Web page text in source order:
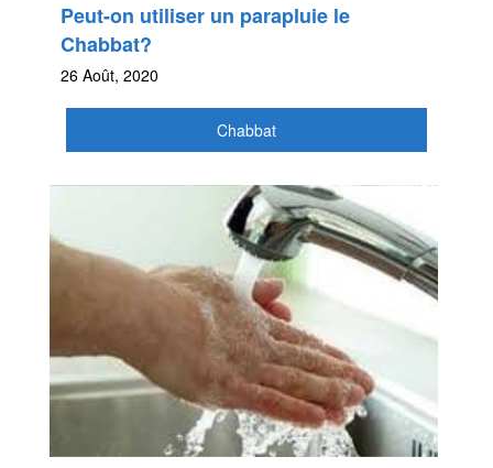
Peut-on utiliser un parapluie le
Chabbat?
26 Août, 2020
Chabbat